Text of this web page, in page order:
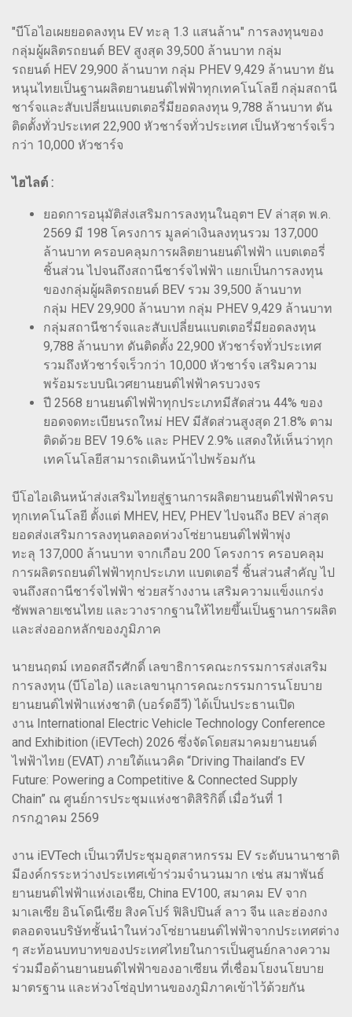
"บีโอไอเผยยอดลงทุน EV ทะลุ 1.3 แสนล้าน" การลงทุนของ
กลุ่มผู้ผลิตรถยนต์ BEV สูงสุด 39,500 ล้านบาท กลุ่ม
รถยนต์ HEV 29,900 ล้านบาท กลุ่ม PHEV 9,429 ล้านบาท ยัน
หนุนไทยเป็นฐานผลิตยานยนต์ไฟฟ้าทุกเทคโนโลยี กลุ่มสถานี
ชาร์จและสับเปลี่ยนแบตเตอรี่มียอดลงทุน 9,788 ล้านบาท ดัน
ติดตั้งทั่วประเทศ 22,900 หัวชาร์จทั่วประเทศ เป็นหัวชาร์จเร็ว
กว่า 10,000 หัวชาร์จ
ไฮไลต์ :
ยอดการอนุมัติส่งเสริมการลงทุนในอุตฯ EV ล่าสุด พ.ค.
2569 มี 198 โครงการ มูลค่าเงินลงทุนรวม 137,000
ล้านบาท ครอบคลุมการผลิตยานยนต์ไฟฟ้า แบตเตอรี่
ชิ้นส่วน ไปจนถึงสถานีชาร์จไฟฟ้า แยกเป็นการลงทุน
ของกลุ่มผู้ผลิตรถยนต์ BEV รวม 39,500 ล้านบาท
กลุ่ม HEV 29,900 ล้านบาท กลุ่ม PHEV 9,429 ล้านบาท
กลุ่มสถานีชาร์จและสับเปลี่ยนแบตเตอรี่มียอดลงทุน
9,788 ล้านบาท ดันติดตั้ง 22,900 หัวชาร์จทั่วประเทศ
รวมถึงหัวชาร์จเร็วกว่า 10,000 หัวชาร์จ เสริมความ
พร้อมระบบนิเวศยานยนต์ไฟฟ้าครบวงจร
ปี 2568 ยานยนต์ไฟฟ้าทุกประเภทมีสัดส่วน 44% ของ
ยอดจดทะเบียนรถใหม่ HEV มีสัดส่วนสูงสุด 21.8% ตาม
ติดด้วย BEV 19.6% และ PHEV 2.9% แสดงให้เห็นว่าทุก
เทคโนโลยีสามารถเดินหน้าไปพร้อมกัน
บีโอไอเดินหน้าส่งเสริมไทยสู่ฐานการผลิตยานยนต์ไฟฟ้าครบ
ทุกเทคโนโลยี ตั้งแต่ MHEV, HEV, PHEV ไปจนถึง BEV ล่าสุด
ยอดส่งเสริมการลงทุนตลอดห่วงโซ่ยานยนต์ไฟฟ้าพุ่ง
ทะลุ 137,000 ล้านบาท จากเกือบ 200 โครงการ ครอบคลุม
การผลิตรถยนต์ไฟฟ้าทุกประเภท แบตเตอรี่ ชิ้นส่วนสำคัญ ไป
จนถึงสถานีชาร์จไฟฟ้า ช่วยสร้างงาน เสริมความแข็งแกร่ง
ซัพพลายเชนไทย และวางรากฐานให้ไทยขึ้นเป็นฐานการผลิต
และส่งออกหลักของภูมิภาค
นายนฤตม์ เทอดสถีรศักดิ์ เลขาธิการคณะกรรมการส่งเสริม
การลงทุน (บีโอไอ) และเลขานุการคณะกรรมการนโยบาย
ยานยนต์ไฟฟ้าแห่งชาติ (บอร์ดอีวี) ได้เป็นประธานเปิด
งาน International Electric Vehicle Technology Conference
and Exhibition (iEVTech) 2026 ซึ่งจัดโดยสมาคมยานยนต์
ไฟฟ้าไทย (EVAT) ภายใต้แนวคิด “Driving Thailand’s EV
Future: Powering a Competitive & Connected Supply
Chain” ณ ศูนย์การประชุมแห่งชาติสิริกิติ์ เมื่อวันที่ 1
กรกฎาคม 2569
งาน iEVTech เป็นเวทีประชุมอุตสาหกรรม EV ระดับนานาชาติ
มีองค์กรระหว่างประเทศเข้าร่วมจำนวนมาก เช่น สมาพันธ์
ยานยนต์ไฟฟ้าแห่งเอเชีย, China EV100, สมาคม EV จาก
มาเลเซีย อินโดนีเซีย สิงคโปร์ ฟิลิปปินส์ ลาว จีน และฮ่องกง
ตลอดจนบริษัทชั้นนำในห่วงโซ่ยานยนต์ไฟฟ้าจากประเทศต่าง
ๆ สะท้อนบทบาทของประเทศไทยในการเป็นศูนย์กลางความ
ร่วมมือด้านยานยนต์ไฟฟ้าของอาเซียน ที่เชื่อมโยงนโยบาย
มาตรฐาน และห่วงโซ่อุปทานของภูมิภาคเข้าไว้ด้วยกัน